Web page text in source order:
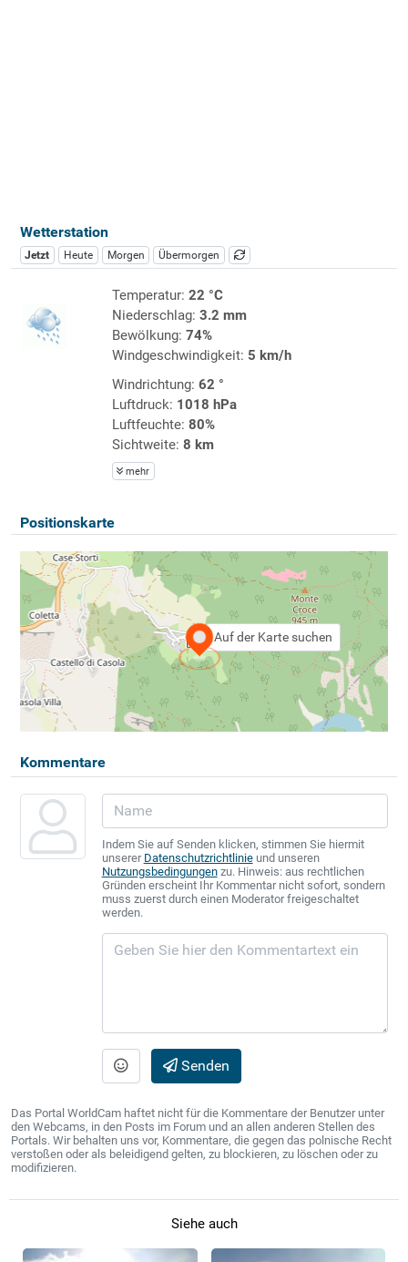
Wetterstation
Jetzt Heute Morgen Übermorgen
Temperatur: 22 °C
Niederschlag: 3.2 mm
Bewölkung: 74%
Windgeschwindigkeit: 5 km/h
Windrichtung: 62 °
Luftdruck: 1018 hPa
Luftfeuchte: 80%
Sichtweite: 8 km
mehr
Positionskarte
Auf der Karte suchen
Kommentare
Indem Sie auf Senden klicken, stimmen Sie hiermit
unserer Datenschutzrichtlinieund unseren
Nutzungsbedingungenzu. Hinweis: aus rechtlichen
Gründen erscheint Ihr Kommentar nicht sofort, sondern
muss zuerst durch einen Moderator freigeschaltet
werden.
Senden
Das Portal WorldCam haftet nicht für die Kommentare der Benutzer unter
den Webcams, in den Posts im Forum und an allen anderen Stellen des
Portals. Wir behalten uns vor, Kommentare, die gegen das polnische Recht
verstoßen oder als beleidigend gelten, zu blockieren, zu löschen oder zu
modifizieren.
Siehe auch